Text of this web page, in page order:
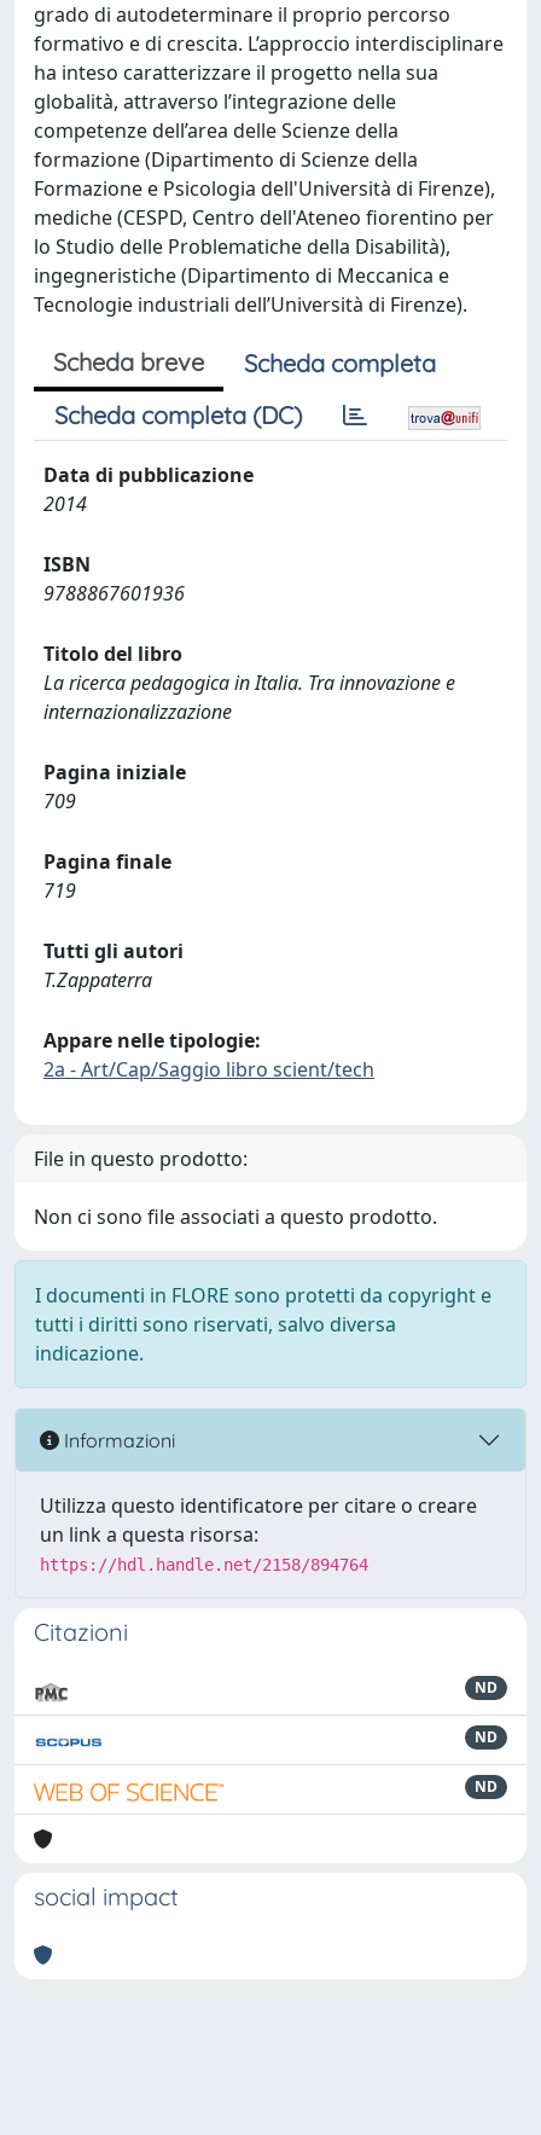
grado di autodeterminare il proprio percorso
formativo e di crescita. L’approccio interdisciplinare
ha inteso caratterizzare il progetto nella sua
globalità, attraverso l’integrazione delle
competenze dell’area delle Scienze della
formazione (Dipartimento di Scienze della
Formazione e Psicologia dell'Università di Firenze),
mediche (CESPD, Centro dell'Ateneo fiorentino per
lo Studio delle Problematiche della Disabilità),
ingegneristiche (Dipartimento di Meccanica e
Tecnologie industriali dell’Università di Firenze).
Scheda breve
Scheda completa
Scheda completa (DC)
Data di pubblicazione
2014
ISBN
9788867601936
Titolo del libro
La ricerca pedagogica in Italia. Tra innovazione e
internazionalizzazione
Pagina iniziale
709
Pagina finale
719
Tutti gli autori
T.Zappaterra
Appare nelle tipologie:
2a - Art/Cap/Saggio libro scient/tech
File in questo prodotto:
Non ci sono file associati a questo prodotto.
I documenti in FLORE sono protetti da copyright e
tutti i diritti sono riservati, salvo diversa
indicazione.
Informazioni
Utilizza questo identificatore per citare o creare
un link a questa risorsa:
https://hdl.handle.net/2158/894764
Citazioni
ND
ND
ND
social impact